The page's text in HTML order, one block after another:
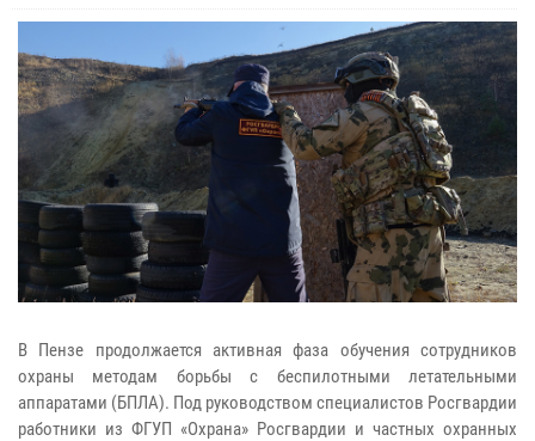
В Пензе продолжается активная фаза обучения сотрудников
охраны методам борьбы с беспилотными летательными
аппаратами (БПЛА). Под руководством специалистов Росгвардии
работники из ФГУП «Охрана» Росгвардии и частных охранных